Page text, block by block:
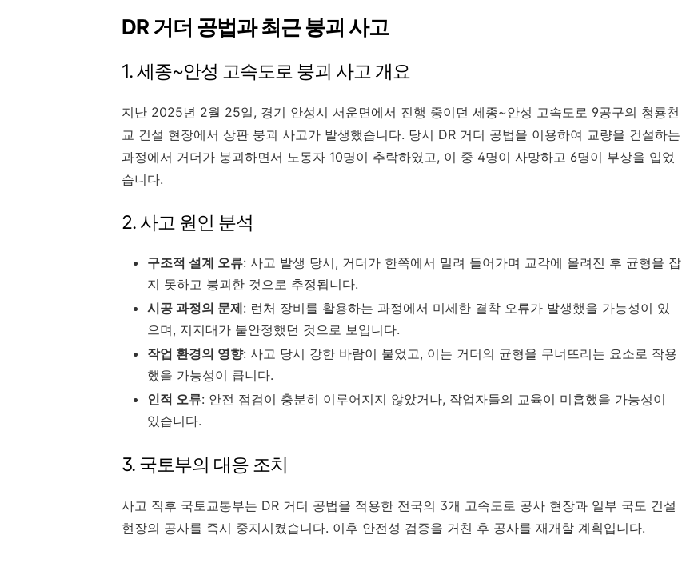
DR 거더 공법과 최근 붕괴 사고
1. 세종~안성 고속도로 붕괴 사고 개요
지난 2025년 2월 25일, 경기 안성시 서운면에서 진행 중이던 세종~안성 고속도로 9공구의 청룡천
교 건설 현장에서 상판 붕괴 사고가 발생했습니다. 당시 DR 거더 공법을 이용하여 교량을 건설하는
과정에서 거더가 붕괴하면서 노동자 10명이 추락하였고, 이 중 4명이 사망하고 6명이 부상을 입었
습니다.
2. 사고 원인 분석
구조적 설계 오류: 사고 발생 당시, 거더가 한쪽에서 밀려 들어가며 교각에 올려진 후 균형을 잡
지 못하고 붕괴한 것으로 추정됩니다.
시공 과정의 문제: 런처 장비를 활용하는 과정에서 미세한 결착 오류가 발생했을 가능성이 있
으며, 지지대가 불안정했던 것으로 보입니다.
작업 환경의 영향: 사고 당시 강한 바람이 불었고, 이는 거더의 균형을 무너뜨리는 요소로 작용
했을 가능성이 큽니다.
인적 오류: 안전 점검이 충분히 이루어지지 않았거나, 작업자들의 교육이 미흡했을 가능성이
있습니다.
3. 국토부의 대응 조치
사고 직후 국토교통부는 DR 거더 공법을 적용한 전국의 3개 고속도로 공사 현장과 일부 국도 건설
현장의 공사를 즉시 중지시켰습니다. 이후 안전성 검증을 거친 후 공사를 재개할 계획입니다.